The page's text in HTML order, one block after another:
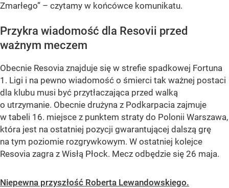
Zmarłego” – czytamy w końcówce komunikatu.
Przykra wiadomość dla Resovii przed
ważnym meczem
Obecnie Resovia znajduje się w strefie spadkowej Fortuna
1. Ligi i na pewno wiadomość o śmierci tak ważnej postaci
dla klubu musi być przytłaczająca przed walką
o utrzymanie. Obecnie drużyna z Podkarpacia zajmuje
w tabeli 16. miejsce z punktem straty do Polonii Warszawa,
która jest na ostatniej pozycji gwarantującej dalszą grę
na tym poziomie rozgrywkowym. W ostatniej kolejce
Resovia zagra z Wisłą Płock. Mecz odbędzie się 26 maja.
Niepewna przyszłość Roberta Lewandowskiego.